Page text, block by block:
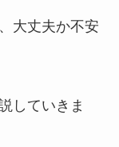
大丈夫か不安
していきま